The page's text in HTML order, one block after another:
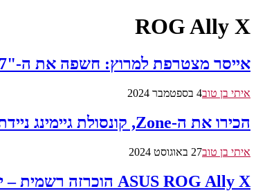
ROG Ally X
אייסר מצטרפת למרוץ: חשפה את ה-"Nitro Blaze 7" קונסולה ניידת חדשה
איתי בן טוב4 בספטמבר 2024
הכירו את ה-Zone, קונסולת גיימינג ניידת של יצרנית כרטיסי המסך Zotac – השקה בחודש הבא
איתי בן טוב27 באוגוסט 2024
ASUS ROG Ally X הוכרזה רשמית – יותר אחסון וחיי סוללה ארוכים יותר